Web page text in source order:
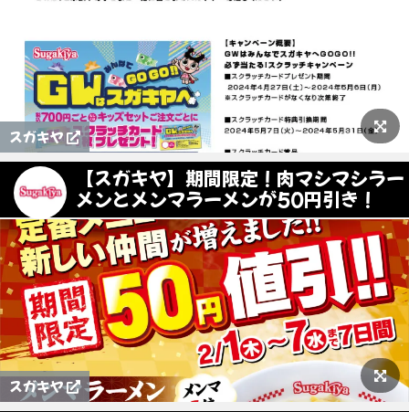
スガキヤ
【スガキヤ】期間限定！肉マシマシラー
メンとメンマラーメンが50円引き！
スガキヤ